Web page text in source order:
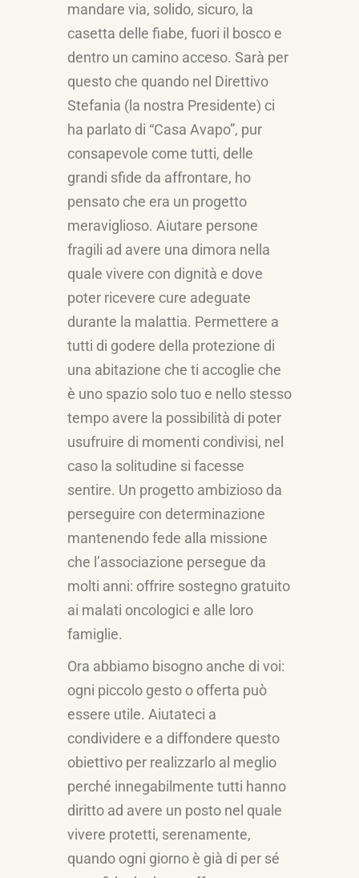
mandare via, solido, sicuro, la
casetta delle fiabe, fuori il bosco e
dentro un camino acceso. Sarà per
questo che quando nel Direttivo
Stefania (la nostra Presidente) ci
ha parlato di “Casa Avapo”, pur
consapevole come tutti, delle
grandi sfide da affrontare, ho
pensato che era un progetto
meraviglioso. Aiutare persone
fragili ad avere una dimora nella
quale vivere con dignità e dove
poter ricevere cure adeguate
durante la malattia. Permettere a
tutti di godere della protezione di
una abitazione che ti accoglie che
è uno spazio solo tuo e nello stesso
tempo avere la possibilità di poter
usufruire di momenti condivisi, nel
caso la solitudine si facesse
sentire. Un progetto ambizioso da
perseguire con determinazione
mantenendo fede alla missione
che l’associazione persegue da
molti anni: offrire sostegno gratuito
ai malati oncologici e alle loro
famiglie.
Ora abbiamo bisogno anche di voi:
ogni piccolo gesto o offerta può
essere utile. Aiutateci a
condividere e a diffondere questo
obiettivo per realizzarlo al meglio
perché innegabilmente tutti hanno
diritto ad avere un posto nel quale
vivere protetti, serenamente,
quando ogni giorno è già di per sé